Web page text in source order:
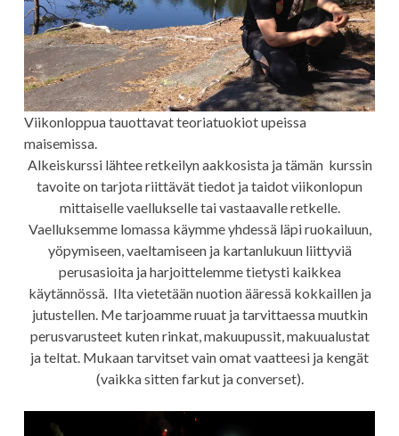
Viikonloppua tauottavat teoriatuokiot upeissa
maisemissa.
Alkeiskurssi lähtee retkeilyn aakkosista ja tämän kurssin
tavoite on tarjota riittävät tiedot ja taidot viikonlopun
mittaiselle vaellukselle tai vastaavalle retkelle.
Vaelluksemme lomassa käymme yhdessä läpi ruokailuun,
yöpymiseen, vaeltamiseen ja kartanlukuun liittyviä
perusasioita ja harjoittelemme tietysti kaikkea
käytännössä. Ilta vietetään nuotion ääressä kokkaillen ja
jutustellen. Me tarjoamme ruuat ja tarvittaessa muutkin
perusvarusteet kuten rinkat, makuupussit, makuualustat
ja teltat. Mukaan tarvitset vain omat vaatteesi ja kengät
(vaikka sitten farkut ja converset).